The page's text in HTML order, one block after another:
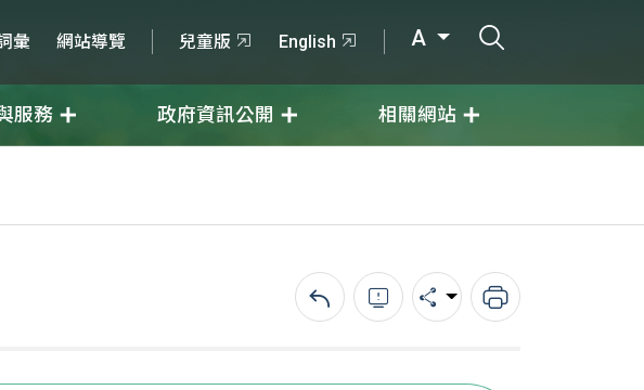
彙 網站導覽 兒童版 English A
服務 政府資訊公開 相關網站
回上一頁錯誤回報分享 列印